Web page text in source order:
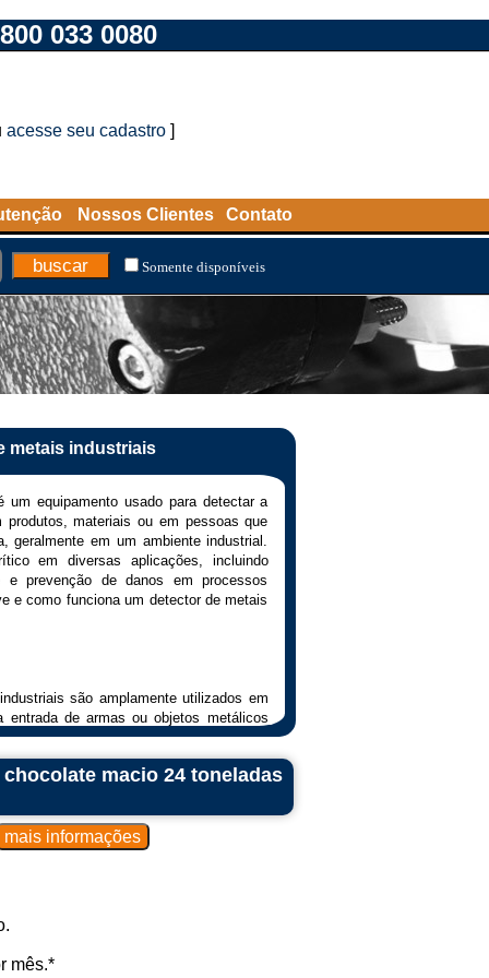
033 0080
acesse seu cadastro ]
Nossos Clientes Contato
Somente disponíveis
metais industriais
um equipamento usado para detectar a
materiais ou em pessoas que
geralmente em um ambiente industrial.
em diversas aplicações, incluindo
e prevenção de danos em processos
e como funciona um detector de metais
são amplamente utilizados em
entrada de armas ou objetos metálicos
escolas, prisões e eventos.
de alimentos, farmacêutica e
a contaminação por peças metálicas
Em ambientes industriais, os detectores
que objetos metálicos danifiquem
processos de fabricação.
indústrias, como a de alimentos e
rigorosas de segurança
macio 24 toneladas
mês.*